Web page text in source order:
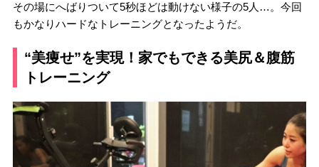
その場にへばりついて5秒ほどは動けない様子の5人…。今回
もかなりハードなトレーニングとなったようだ。
“美痩せ”を実現！家でもできる美尻＆腹筋
トレーニング